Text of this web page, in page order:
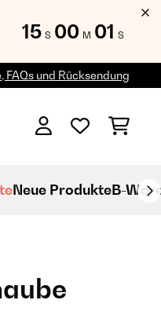
15 S 00 M 00 S
FAQs und Rücksendung
Neue ProdukteB-